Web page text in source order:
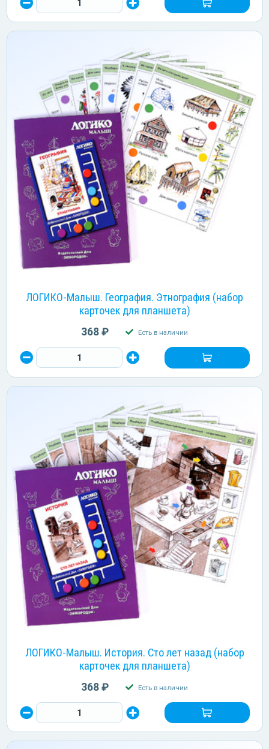
ЛОГИКО-Малыш. География. Этнография (набор
карточек для планшета)
368 ₽ Есть в наличии
ЛОГИКО-Малыш. История. Сто лет назад (набор
карточек для планшета)
368 ₽ Есть в наличии